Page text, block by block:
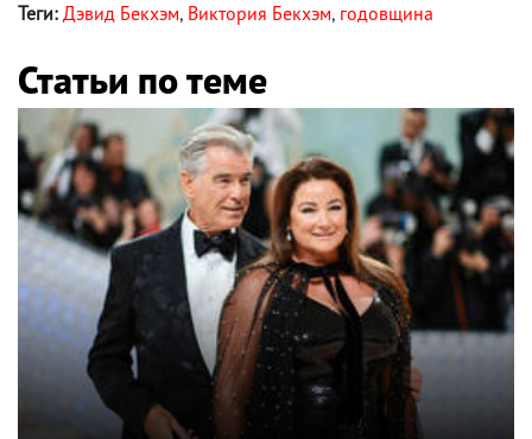
Теги: Дэвид Бекхэм, Виктория Бекхэм, годовщина
Статьи по теме